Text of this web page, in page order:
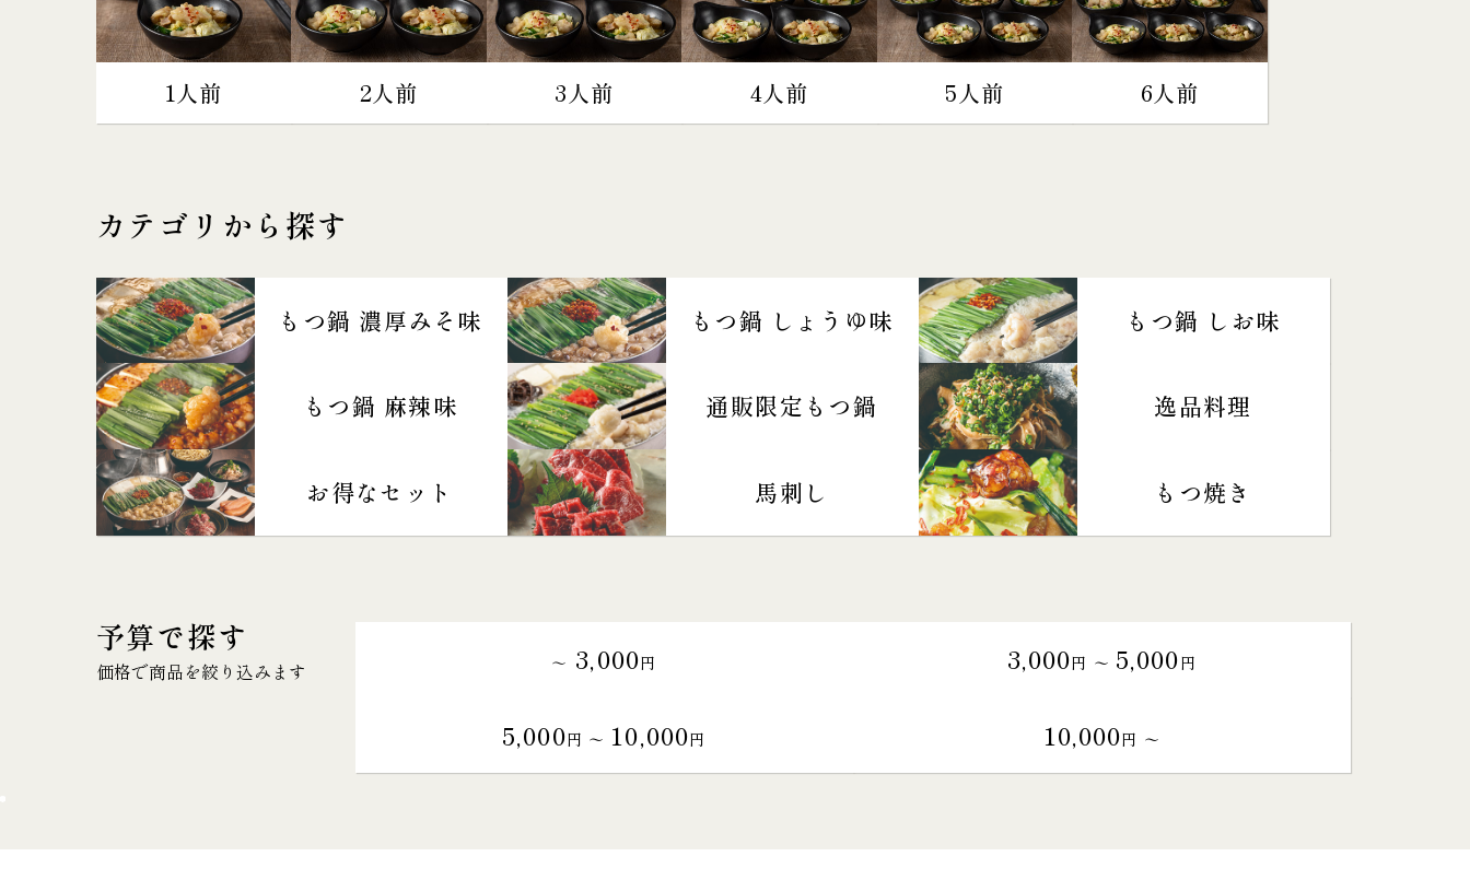
1人前 2人前 3人前 4人前 5人前 6人前
カテゴリから探す
もつ鍋 濃厚みそ味 もつ鍋 しょうゆ味 もつ鍋 しお味
もつ鍋 麻辣味 通販限定もつ鍋 逸品料理
お得なセット 馬刺し もつ焼き
予算で探す
価格で商品を絞り込みます ～ 3,000円 3,000円 〜 5,000円
5,000円 〜 10,000円 10,000円 〜